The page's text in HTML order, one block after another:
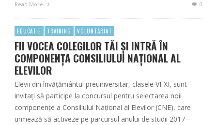
Read More 0
EDUCATIE TRAINING VOLUNTARIAT
FII VOCEA COLEGILOR TĂI ȘI INTRĂ ÎN
COMPONENȚA CONSILIULUI NAȚIONAL AL
ELEVILOR
Elevii din învățământul preuniversitar, clasele VI-XI, sunt
invitați să participe la concursul pentru selectarea noii
componențe a Consiliului Național al Elevilor (CNE), care
urmează să activeze pe parcursul anului de studii 2017 –